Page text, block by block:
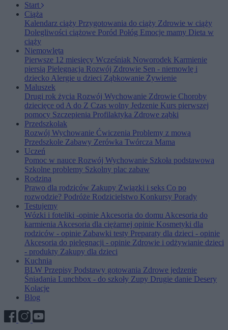
Start
Ciąża
Kalendarz ciąży Przygotowania do ciąży Zdrowie w ciąży
Dolegliwości ciążowe Poród Połóg Emocje mamy Dieta w
ciąży
Niemowlęta
Pierwsze 12 miesięcy Wcześniak Noworodek Karmienie
piersią Pielęgnacja Rozwój Zdrowie Sen - niemowlę i
dziecko Alergie u dzieci Ząbkowanie Żywienie
Maluszek
Drugi rok życia Rozwój Wychowanie Zdrowie Choroby
dziecięce od A do Z Czas wolny Jedzenie Kurs pierwszej
pomocy Szczepienia Profilaktyka Zdrowe ząbki
Przedszkolak
Rozwój Wychowanie Ćwiczenia Problemy z mową
Przedszkole Zabawy Zerówka Twórcza Mama
Uczeń
Pomoc w nauce Rozwój Wychowanie Szkoła podstawowa
Szkolne problemy Szkolny plac zabaw
Rodzina
Prawo dla rodziców Zakupy Związki i seks Co po
rozwodzie? Podróże Rodzicielstwo Konkursy Porady
Testujemy
Wózki i foteliki -opinieAkcesoria do domu Akcesoria do
karmieniaAkcesoria dla ciężarnej opinie Kosmetyki dla
rodziców - opinie Zabawki testy Preparaty dla dzieci - opinie
Akcesoria do pielęgnacji - opinie Zdrowie i odżywianie dzieci
- produkty Zakupy dla dzieci
Kuchnia
BLW Przepisy Podstawy gotowania Zdrowe jedzenie
Śniadania Lunchbox - do szkoły Zupy Drugie danie Desery
Kolacje
Blog